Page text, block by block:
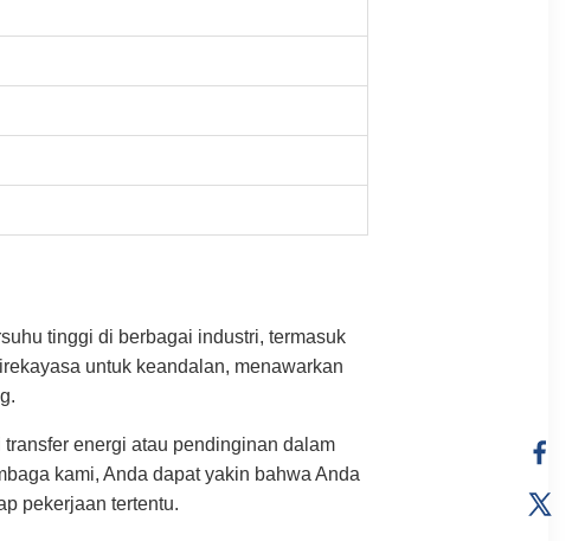
tinggi di berbagai industri, termasuk
untuk keandalan, menawarkan
energi atau pendinginan dalam
kami, Anda dapat yakin bahwa Anda
pekerjaan tertentu.